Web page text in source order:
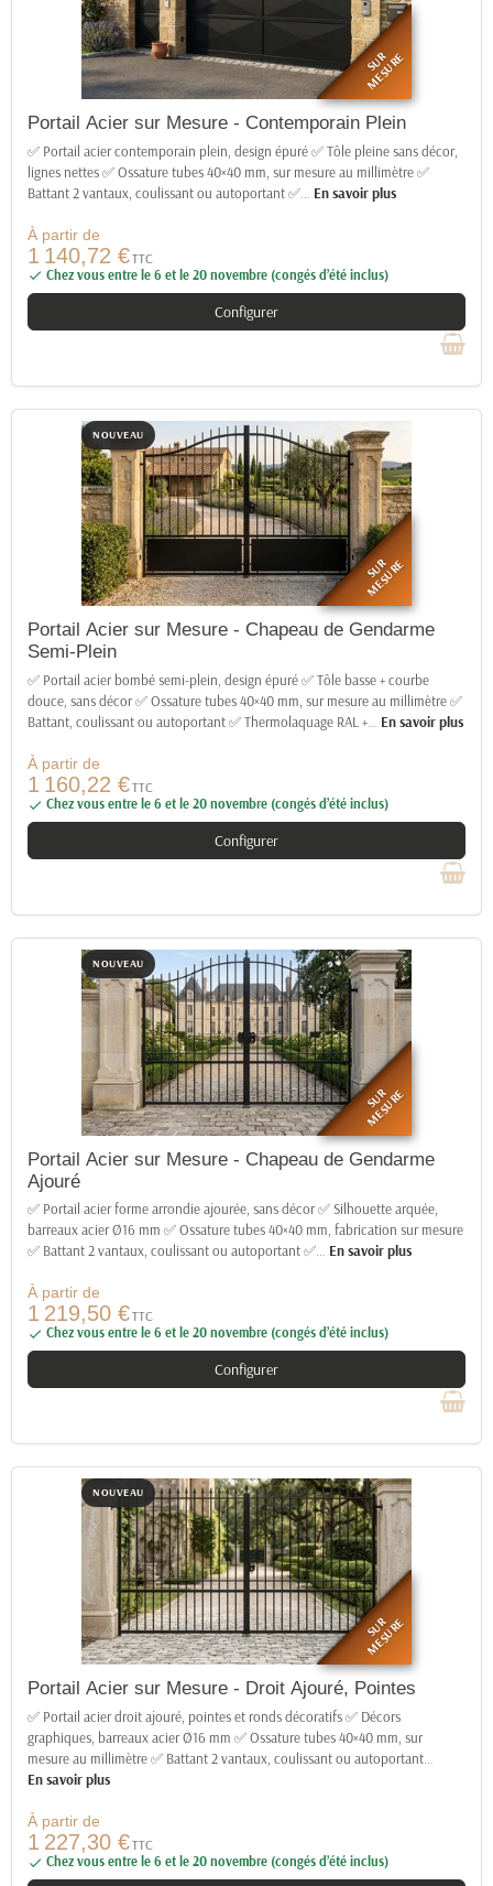
SUR
MESURE
Portail Acier sur Mesure - Contemporain Plein
✅ Portail acier contemporain plein, design épuré ✅ Tôle pleine sans décor,
lignes nettes ✅ Ossature tubes 40×40 mm, sur mesure au millimètre ✅
Battant 2 vantaux, coulissant ou autoportant ✅
En savoir plus
À partir de
1 140,72 €TTC
 Chez vous entre le 6 et le 20 novembre (congés d’été inclus)
Configurer
NOUVEAU
SUR
MESURE
Portail Acier sur Mesure - Chapeau de Gendarme
Semi-Plein
✅ Portail acier bombé semi-plein, design épuré ✅ Tôle basse + courbe
douce, sans décor ✅ Ossature tubes 40×40 mm, sur mesure au millimètre ✅
Battant, coulissant ou autoportant ✅ Thermolaquage RAL +
En savoir plus
À partir de
1 160,22 €TTC
 Chez vous entre le 6 et le 20 novembre (congés d’été inclus)
Configurer
NOUVEAU
SUR
MESURE
Portail Acier sur Mesure - Chapeau de Gendarme
Ajouré
✅ Portail acier forme arrondie ajourée, sans décor ✅ Silhouette arquée,
barreaux acier Ø16 mm ✅ Ossature tubes 40×40 mm, fabrication sur mesure
✅ Battant 2 vantaux, coulissant ou autoportant ✅… En savoir plus
À partir de
1 219,50 €TTC
 Chez vous entre le 6 et le 20 novembre (congés d’été inclus)
Configurer
NOUVEAU
SUR
MESURE
Portail Acier sur Mesure - Droit Ajouré, Pointes
✅ Portail acier droit ajouré, pointes et ronds décoratifs ✅ Décors
graphiques, barreaux acier Ø16 mm ✅ Ossature tubes 40×40 mm, sur
mesure au millimètre ✅ Battant 2 vantaux, coulissant ou autoportant
En savoir plus
À partir de
1 227,30 €TTC
 Chez vous entre le 6 et le 20 novembre (congés d’été inclus)